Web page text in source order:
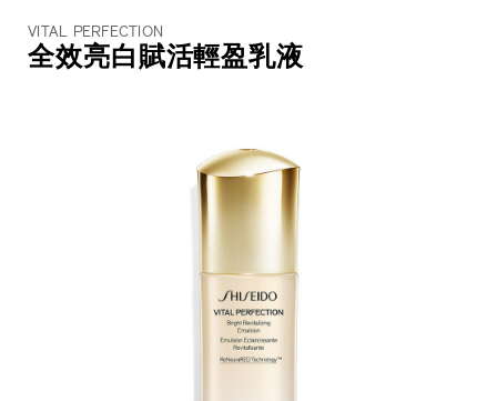
VITAL PERFECTION
全效亮白賦活輕盈乳液